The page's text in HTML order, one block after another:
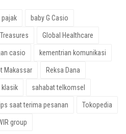
pajak baby G Casio
Global Healthcare
casio kementrian komunikasi
Makassar Reksa Dana
klasik sahabat telkomsel
saat terima pesanan Tokopedia
group